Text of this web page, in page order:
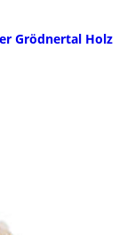
Grödnertal Holz